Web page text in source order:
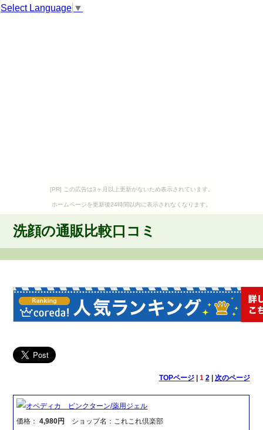
Select Language ▼
[PR] この広告は3ヶ月以上更新がないため表示されています。
ホームページを更新後24時間以内に表示されなくなります。
洗顔の通販比較口コミ
TOPページ| 1 2| 次のページ
オペディカ ピンクターン/薬用ジェル
価格：4,980円
ショップ名：これこれ倶楽部